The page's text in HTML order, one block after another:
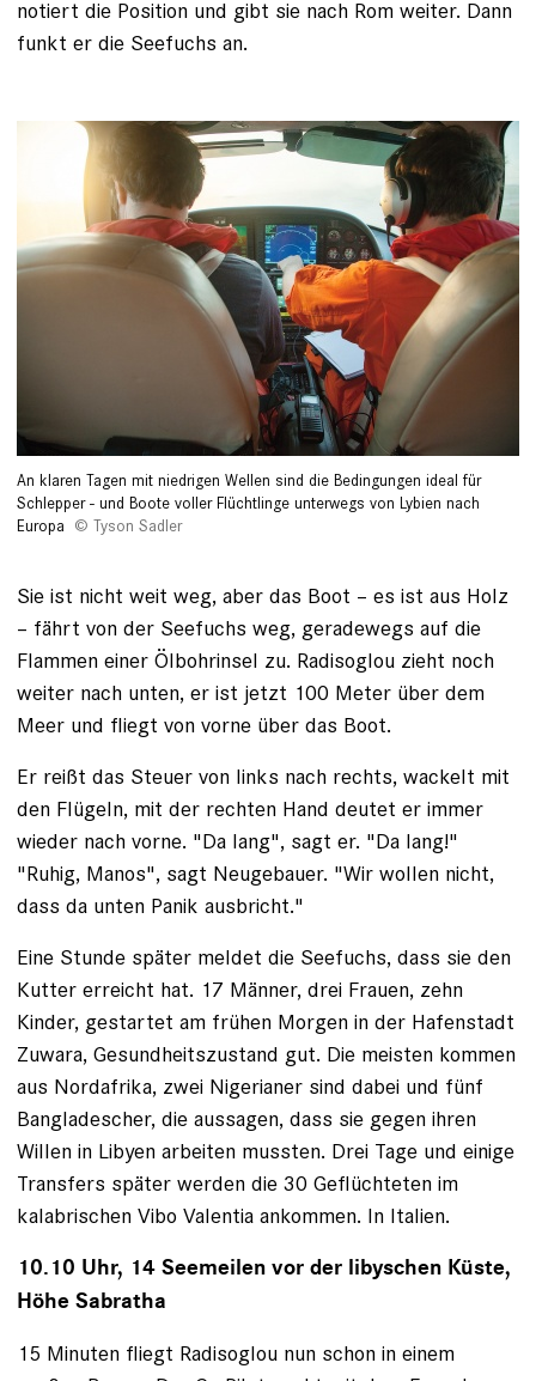
notiert die Position und gibt sie nach Rom weiter. Dann
funkt er die Seefuchs an.
An klaren Tagen mit niedrigen Wellen sind die Bedingungen ideal für
Schlepper - und Boote voller Flüchtlinge unterwegs von Lybien nach
Europa
Tyson Sadler
Sie ist nicht weit weg, aber das Boot – es ist aus Holz
– fährt von der Seefuchs weg, geradewegs auf die
Flammen einer Ölbohrinsel zu. Radisoglou zieht noch
weiter nach unten, er ist jetzt 100 Meter über dem
Meer und fliegt von vorne über das Boot.
Er reißt das Steuer von links nach rechts, wackelt mit
den Flügeln, mit der rechten Hand deutet er immer
wieder nach vorne. "Da lang", sagt er. "Da lang!"
"Ruhig, Manos", sagt Neugebauer. "Wir wollen nicht,
dass da unten Panik ausbricht."
Eine Stunde später meldet die Seefuchs, dass sie den
Kutter erreicht hat. 17 Männer, drei Frauen, zehn
Kinder, gestartet am frühen Morgen in der Hafenstadt
Zuwara, Gesundheitszustand gut. Die meisten kommen
aus Nord­afrika, zwei Nigerianer sind dabei und fünf
Bangla­descher, die aussagen, dass sie gegen ihren
Willen in ­Libyen ar­beiten mussten. Drei Tage und einige
Transfers später werden die 30 Geflüchteten im
kalabrischen Vibo Valentia an­kommen. In Italien.
10.10 Uhr, 14 Seemeilen vor der libyschen Küste,
Höhe Sabratha
15 Minuten fliegt Radisoglou nun schon in einem